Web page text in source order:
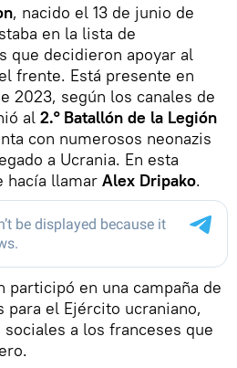
, nacido el 13 de junio de
en la lista de
que decidieron apoyar al
frente. Está presente en
2023, según los canales de
al 2.° Batallón de la Legión
con numerosos neonazis
a Ucrania. En esta
hacía llamar Alex Dripako.
participó en una campaña de
para el Ejército ucraniano,
a los franceses que